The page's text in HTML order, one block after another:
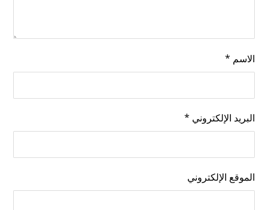
الاسم *
البريد الإلكتروني *
الموقع الإلكتروني